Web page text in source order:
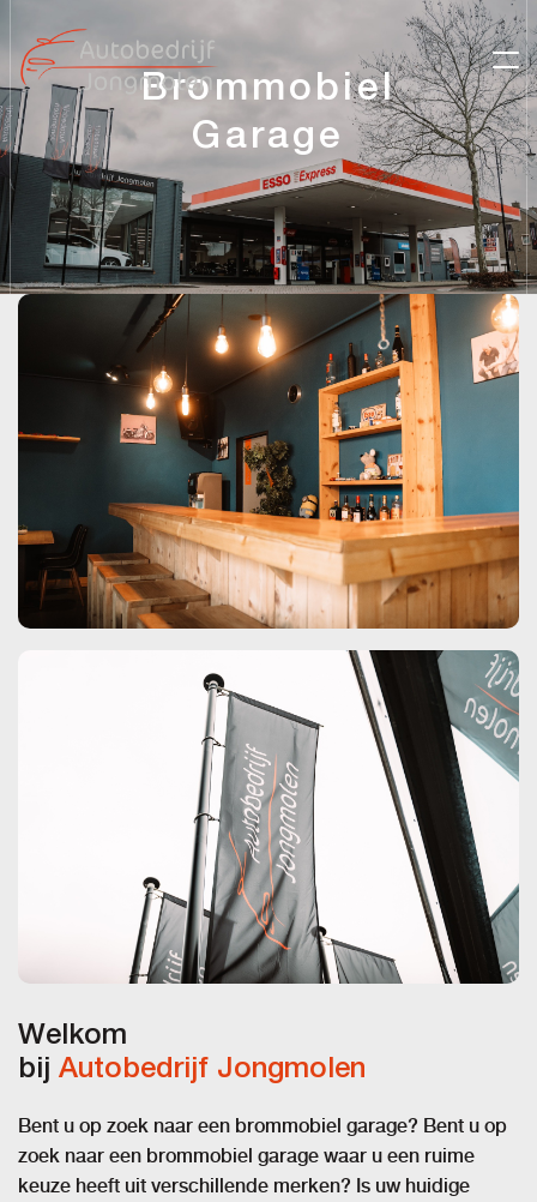
Brommobiel
Garage
Welkom
bij Autobedrijf Jongmolen
Bent u op zoek naar een brommobiel garage? Bent u op
zoek naar een brommobiel garage waar u een ruime
keuze heeft uit verschillende merken? Is uw huidige